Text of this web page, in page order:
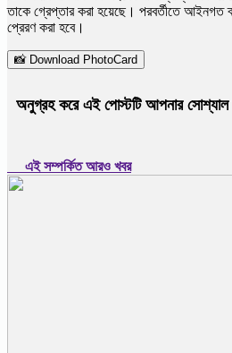
তাকে গ্রেপ্তার করা হয়েছে। পরবর্তীতে
প্রেরণ করা হবে।
📸 Download PhotoCard
অনুগ্রহ করে এই পোস্টটি আপনার সোশ্যাল
এই সম্পর্কিত আরও খবর